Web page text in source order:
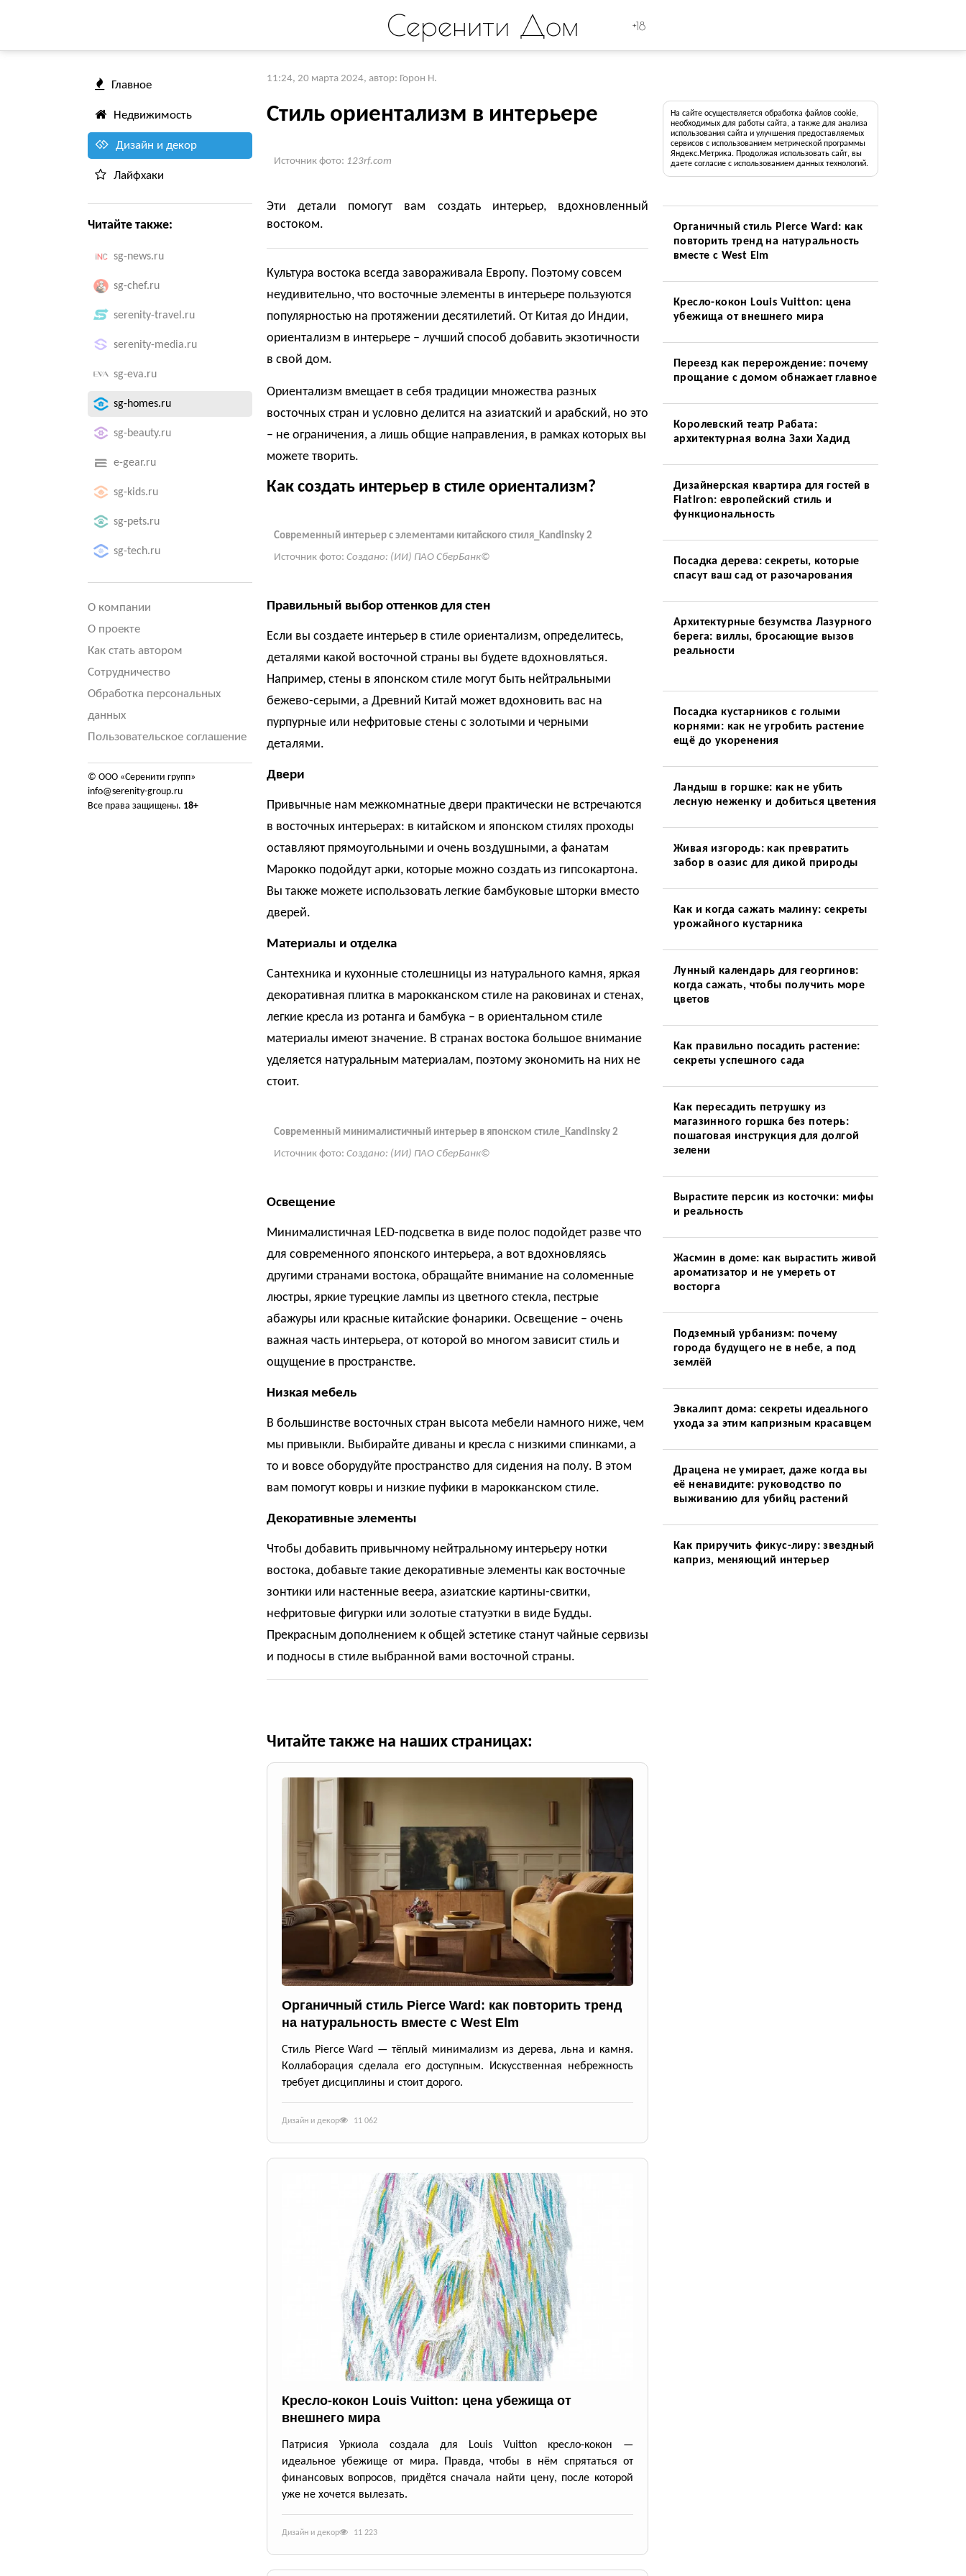
Серенити Дом +18
Главное
Недвижимость
Дизайн и декор
Лайфхаки
Читайте также:
sg-news.ru
sg-chef.ru
serenity-travel.ru
serenity-media.ru
sg-eva.ru
sg-homes.ru
sg-beauty.ru
e-gear.ru
sg-kids.ru
sg-pets.ru
sg-tech.ru
О компании
О проекте
Как стать автором
Сотрудничество
Обработка персональных
данных
Пользовательское соглашение
© ООО «Серенити групп»
info@serenity-group.ru
Все права защищены. 18+
11:24, 20 марта 2024, автор: Горон Н.
Стиль ориентализм в интерьере
Источник фото: 123rf.com
Эти детали помогут вам создать интерьер, вдохновленный
востоком.
Культура востока всегда завораживала Европу. Поэтому совсем
неудивительно, что восточные элементы в интерьере пользуются
популярностью на протяжении десятилетий. От Китая до Индии,
ориентализм в интерьере – лучший способ добавить экзотичности
в свой дом.
Ориентализм вмещает в себя традиции множества разных
восточных стран и условно делится на азиатский и арабский, но это
– не ограничения, а лишь общие направления, в рамках которых вы
можете творить.
Как создать интерьер в стиле ориентализм?
Современный интерьер с элементами китайского стиля_Kandinsky 2
Источник фото: Создано: (ИИ) ПАО СберБанк©
Правильный выбор оттенков для стен
Если вы создаете интерьер в стиле ориентализм, определитесь,
деталями какой восточной страны вы будете вдохновляться.
Например, стены в японском стиле могут быть нейтральными
бежево-серыми, а Древний Китай может вдохновить вас на
пурпурные или нефритовые стены с золотыми и черными
деталями.
Двери
Привычные нам межкомнатные двери практически не встречаются
в восточных интерьерах: в китайском и японском стилях проходы
оставляют прямоугольными и очень воздушными, а фанатам
Марокко подойдут арки, которые можно создать из гипсокартона.
Вы также можете использовать легкие бамбуковые шторки вместо
дверей.
Материалы и отделка
Сантехника и кухонные столешницы из натурального камня, яркая
декоративная плитка в марокканском стиле на раковинах и стенах,
легкие кресла из ротанга и бамбука – в ориентальном стиле
материалы имеют значение. В странах востока большое внимание
уделяется натуральным материалам, поэтому экономить на них не
стоит.
Современный минималистичный интерьер в японском стиле_Kandinsky 2
Источник фото: Создано: (ИИ) ПАО СберБанк©
Освещение
Минималистичная LED-подсветка в виде полос подойдет разве что
для современного японского интерьера, а вот вдохновляясь
другими странами востока, обращайте внимание на соломенные
люстры, яркие турецкие лампы из цветного стекла, пестрые
абажуры или красные китайские фонарики. Освещение – очень
важная часть интерьера, от которой во многом зависит стиль и
ощущение в пространстве.
Низкая мебель
В большинстве восточных стран высота мебели намного ниже, чем
мы привыкли. Выбирайте диваны и кресла с низкими спинками, а
то и вовсе оборудуйте пространство для сидения на полу. В этом
вам помогут ковры и низкие пуфики в марокканском стиле.
Декоративные элементы
Чтобы добавить привычному нейтральному интерьеру нотки
востока, добавьте такие декоративные элементы как восточные
зонтики или настенные веера, азиатские картины-свитки,
нефритовые фигурки или золотые статуэтки в виде Будды.
Прекрасным дополнением к общей эстетике станут чайные сервизы
и подносы в стиле выбранной вами восточной страны.
Читайте также на наших страницах:
Органичный стиль Pierce Ward: как повторить тренд
на натуральность вместе с West Elm
Стиль Pierce Ward — тёплый минимализм из дерева, льна и камня.
Коллаборация сделала его доступным. Искусственная небрежность
требует дисциплины и стоит дорого.
Дизайн и декор 11 062
Кресло-кокон Louis Vuitton: цена убежища от
внешнего мира
Патрисия Уркиола создала для Louis Vuitton кресло-кокон —
идеальное убежище от мира. Правда, чтобы в нём спрятаться от
финансовых вопросов, придётся сначала найти цену, после которой
уже не хочется вылезать.
Дизайн и декор 11 223
На сайте осуществляется обработка файлов cookie,
необходимых для работы сайта, а также для анализа
использования сайта и улучшения предоставляемых
сервисов с использованием метрической программы
Яндекс.Метрика. Продолжая использовать сайт, вы
даете согласие с использованием данных технологий.
Органичный стиль Pierce Ward: как
повторить тренд на натуральность
вместе с West Elm
Кресло-кокон Louis Vuitton: цена
убежища от внешнего мира
Переезд как перерождение: почему
прощание с домом обнажает главное
Королевский театр Рабата:
архитектурная волна Захи Хадид
Дизайнерская квартира для гостей в
Flatiron: европейский стиль и
функциональность
Посадка дерева: секреты, которые
спасут ваш сад от разочарования
Архитектурные безумства Лазурного
берега: виллы, бросающие вызов
реальности
Посадка кустарников с голыми
корнями: как не угробить растение
ещё до укоренения
Ландыш в горшке: как не убить
лесную неженку и добиться цветения
Живая изгородь: как превратить
забор в оазис для дикой природы
Как и когда сажать малину: секреты
урожайного кустарника
Лунный календарь для георгинов:
когда сажать, чтобы получить море
цветов
Как правильно посадить растение:
секреты успешного сада
Как пересадить петрушку из
магазинного горшка без потерь:
пошаговая инструкция для долгой
зелени
Вырастите персик из косточки: мифы
и реальность
Жасмин в доме: как вырастить живой
ароматизатор и не умереть от
восторга
Подземный урбанизм: почему
города будущего не в небе, а под
землёй
Эвкалипт дома: секреты идеального
ухода за этим капризным красавцем
Драцена не умирает, даже когда вы
её ненавидите: руководство по
выживанию для убийц растений
Как приручить фикус-лиру: звездный
каприз, меняющий интерьер